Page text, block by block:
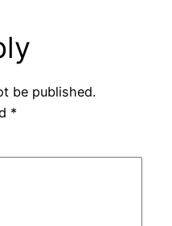
be published.
*